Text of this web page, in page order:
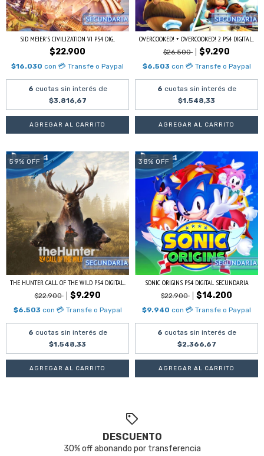
SID MEIER'S CIVILIZATION VI PS4 DIG...
$22.900
$16.030 con 💳 Transfe o Paypal
6 cuotas sin interés de
$3.816,67
OVERCOOKED! + OVERCOOKED! 2 PS4 DIGITAL...
$26.500 $9.290
$6.503 con 💳 Transfe o Paypal
6 cuotas sin interés de
$1.548,33
59% OFF
THE HUNTER CALL OF THE WILD PS4 DIGITAL...
$22.900 $9.290
$6.503 con 💳 Transfe o Paypal
6 cuotas sin interés de
$1.548,33
38% OFF
SONIC ORIGINS PS4 DIGITAL SECUNDARIA
$22.900 $14.200
$9.940 con 💳 Transfe o Paypal
6 cuotas sin interés de
$2.366,67
DESCUENTO
30% off abonando por transferencia